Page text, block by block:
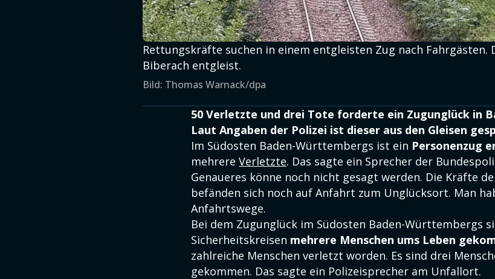
Rettungskräfte suchen in einem entgleisten Zug nach Fahrgästen.
Biberach entgleist.
Bild: Thomas Warnack/dpa
50 Verletzte und drei Tote forderte ein Zugunglück in
Laut Angaben der Polizei ist dieser aus den Gleisen
Im Südosten Baden-Württembergs ist ein Personenzug
mehrere Verletzte. Das sagte ein Sprecher der
Genaueres könne noch nicht gesagt werden. Die Kräfte
befänden sich noch auf Anfahrt zum Unglücksort. Man
Anfahrtswege.
Bei dem Zugunglück im Südosten Baden-Württembergs
Sicherheitskreisen mehrere Menschen ums Leben
zahlreiche Menschen verletzt worden. Es sind drei
gekommen. Das sagte ein Polizeisprecher am Unfallort.